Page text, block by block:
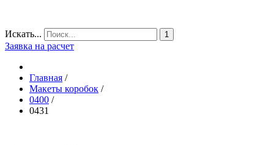
Искать... 1
Заявка на расчет
Главная /
Макеты коробок /
0400 /
0431